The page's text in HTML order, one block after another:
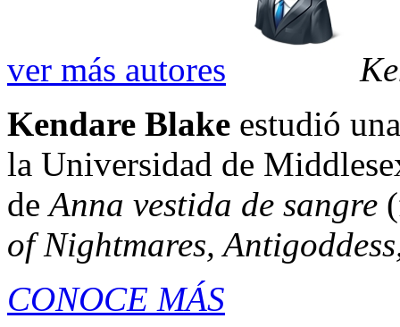
ver más autores
Kendare Blake estudió
la Universidad de
deAnna vestida de sangre
of Nightmares,
CONOCE MÁS